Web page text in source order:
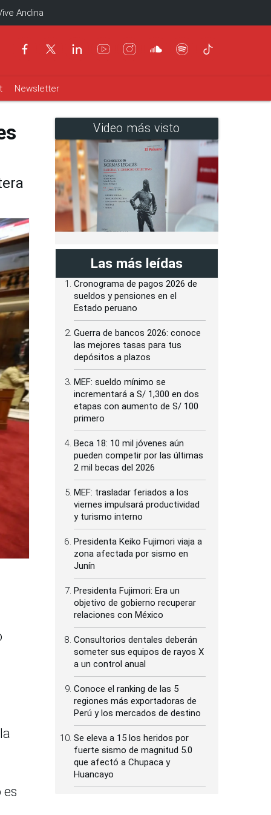
Andina
Newsletter
es
Video más visto
Las más leídas
Cronograma de pagos 2026 de
sueldos y pensiones en el
Estado peruano
Guerra de bancos 2026: conoce
las mejores tasas para tus
depósitos a plazos
MEF: sueldo mínimo se
incrementará a S/ 1,300 en dos
etapas con aumento de S/ 100
primero
Beca 18: 10 mil jóvenes aún
pueden competir por las últimas
2 mil becas del 2026
MEF: trasladar feriados a los
viernes impulsará productividad
y turismo interno
Presidenta Keiko Fujimori viaja a
zona afectada por sismo en
Junín
Presidenta Fujimori: Era un
objetivo de gobierno recuperar
relaciones con México
Consultorios dentales deberán
someter sus equipos de rayos X
a un control anual
Conoce el ranking de las 5
regiones más exportadoras de
Perú y los mercados de destino
Se eleva a 15 los heridos por
fuerte sismo de magnitud 5.0
que afectó a Chupaca y
Huancayo